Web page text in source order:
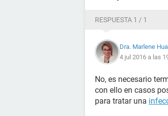
RESPUESTA 1 / 1
Dra. Marlene
4 jul 2016 a las
No, es necesario
con ello en casos
para tratar una